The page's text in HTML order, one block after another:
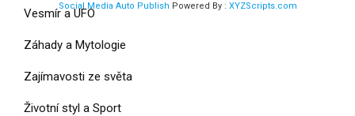
Vesmír a UFO
Záhady a Mytologie
Zajímavosti ze světa
Životní styl a Sport
Social Media Auto Publish Powered By : XYZScripts.com